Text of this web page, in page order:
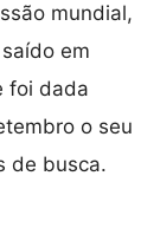
mundial,
em
foi dada
o seu
de busca.